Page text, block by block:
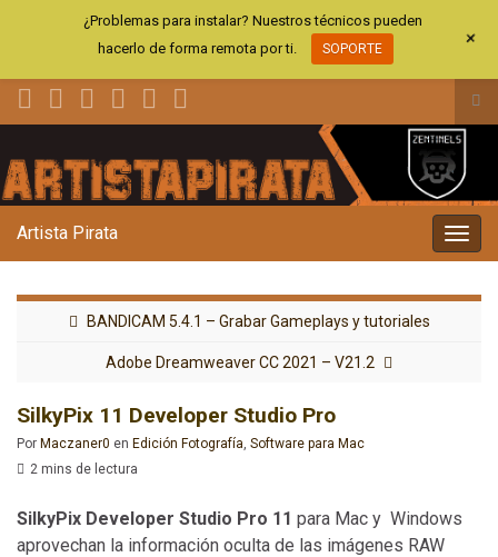
el
la
Artista Pirata
BANDICAM 5.4.1 – Grabar Gameplays y tutoriales
Adobe Dreamweaver CC 2021 – V21.2
SilkyPix 11 Developer Studio Pro
Por Maczaner0 en Edición Fotografía, Software para Mac
2 mins de lectura
SilkyPix Developer Studio Pro 11 para Mac y Windows
aprovechan la información oculta de las imágenes RAW
¿Problemas para instalar? Nuestros técnicos pueden
hacerlo de forma remota por ti.
SOPORTE +